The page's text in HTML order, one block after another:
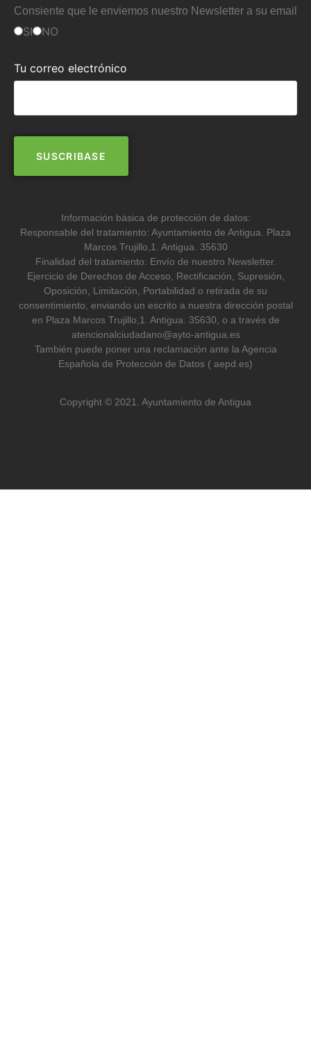
Consiente que le enviemos nuestro Newsletter a su email
SI NO
Tu correo electrónico
Información básica de protección de datos:
Responsable del tratamiento: Ayuntamiento de Antigua. Plaza
Marcos Trujillo,1. Antigua. 35630
Finalidad del tratamiento: Envío de nuestro Newsletter.
Ejercicio de Derechos de Acceso, Rectificación, Supresión,
Oposición, Limitación, Portabilidad o retirada de su
consentimiento, enviando un escrito a nuestra dirección postal
en Plaza Marcos Trujillo,1. Antigua. 35630, o a través de
atencionalciudadano@ayto-antigua.es
También puede poner una reclamación ante la Agencia
Española de Protección de Datos ( aepd.es)
Copyright © 2021. Ayuntamiento de Antigua